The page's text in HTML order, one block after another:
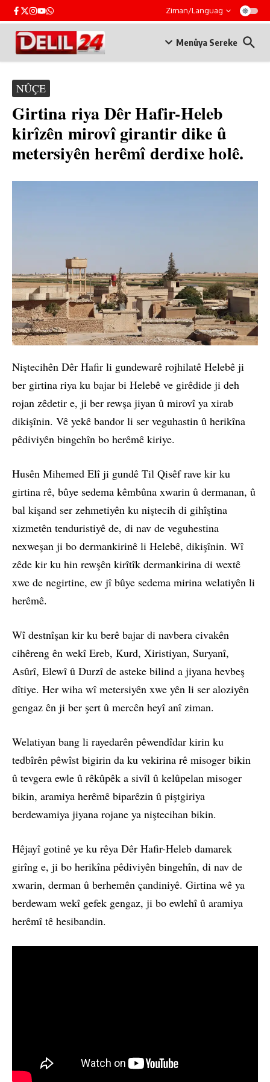
Skip to content Ziman/Languag
Menûya Sereke
NÛÇE
Girtina riya Dêr Hafir-Heleb
kirîzên mirovî girantir dike û
metersiyên herêmî derdixe holê.
Niştecihên Dêr Hafir li gundewarê rojhilatê Helebê ji
ber girtina riya ku bajar bi Helebê ve girêdide ji deh
rojan zêdetir e, ji ber rewşa jiyan û mirovî ya xirab
dikişînin. Vê yekê bandor li ser veguhastin û herikîna
pêdiviyên bingehîn bo herêmê kiriye.
Husên Mihemed Elî ji gundê Til Qisêf rave kir ku
girtina rê, bûye sedema kêmbûna xwarin û dermanan, û
bal kişand ser zehmetiyên ku niştecih di gihîştina
xizmetên tenduristiyê de, di nav de veguhestina
nexweşan ji bo dermankirinê li Helebê, dikişînin. Wî
zêde kir ku hin rewşên kirîtîk dermankirina di wextê
xwe de negirtine, ew jî bûye sedema mirina welatiyên li
herêmê.
Wî destnîşan kir ku berê bajar di navbera civakên
cihêreng ên wekî Ereb, Kurd, Xiristiyan, Suryanî,
Asûrî, Elewî û Durzî de asteke bilind a jiyana hevbeş
dîtiye. Her wiha wî metersiyên xwe yên li ser aloziyên
gengaz ên ji ber şert û mercên heyî anî ziman.
Welatiyan bang li rayedarên pêwendîdar kirin ku
tedbîrên pêwîst bigirin da ku vekirina rê misoger bikin
û tevgera ewle û rêkûpêk a sivîl û kelûpelan misoger
bikin, aramiya herêmê biparêzin û piştgiriya
berdewamiya jiyana rojane ya niştecihan bikin.
Hêjayî gotinê ye ku rêya Dêr Hafir-Heleb damarek
girîng e, ji bo herikîna pêdiviyên bingehîn, di nav de
xwarin, derman û berhemên çandiniyê. Girtina wê ya
berdewam wekî gefek gengaz, ji bo ewlehî û aramiya
herêmî tê hesibandin.